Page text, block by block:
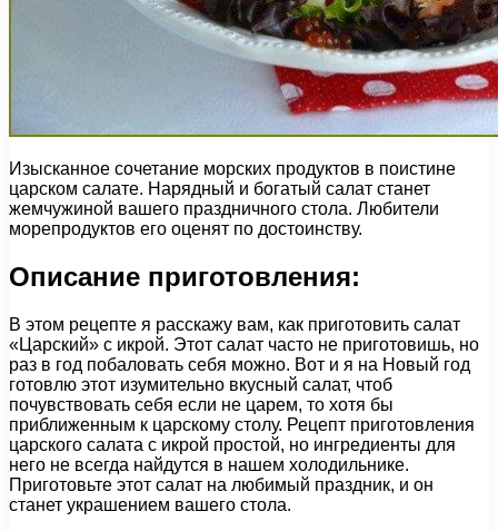
Изысканное сочетание морских продуктов в поистине
царском салате. Нарядный и богатый салат станет
жемчужиной вашего праздничного стола. Любители
морепродуктов его оценят по достоинству.
Описание приготовления:
В этом рецепте я расскажу вам, как приготовить салат
«Царский» с икрой. Этот салат часто не приготовишь, но
раз в год побаловать себя можно. Вот и я на Новый год
готовлю этот изумительно вкусный салат, чтоб
почувствовать себя если не царем, то хотя бы
приближенным к царскому столу. Рецепт приготовления
царского салата с икрой простой, но ингредиенты для
него не всегда найдутся в нашем холодильнике.
Приготовьте этот салат на любимый праздник, и он
станет украшением вашего стола.